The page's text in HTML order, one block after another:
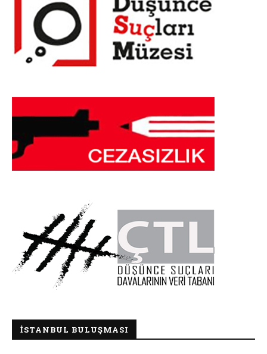
İSTANBUL BULUŞMASI